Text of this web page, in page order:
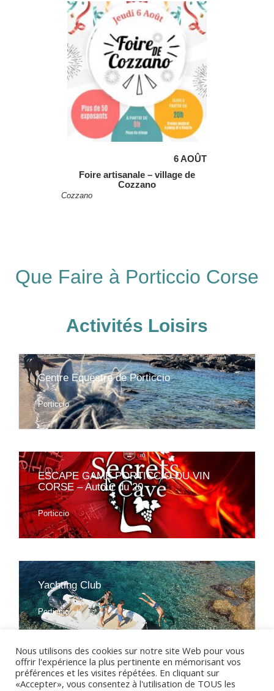
6 AOÛT
Foire artisanale – village de
Cozzano
Cozzano
Que Faire à Porticcio Corse
Activités Loisirs
Centre Equestre de Porticcio

Porticcio
ESCAPE GAME PORTICCIO DU VIN
CORSE – Autour du 20

Porticcio
Yachting Club

Porticcio
VOIR TOUTES LES ACTIVITÉS À PORTICCIO ET SES
ALENTOURS
Nous utilisons des cookies sur notre site Web pour vous
offrir l'expérience la plus pertinente en mémorisant vos
préférences et les visites répétées. En cliquant sur
«Accepter», vous consentez à l'utilisation de TOUS les